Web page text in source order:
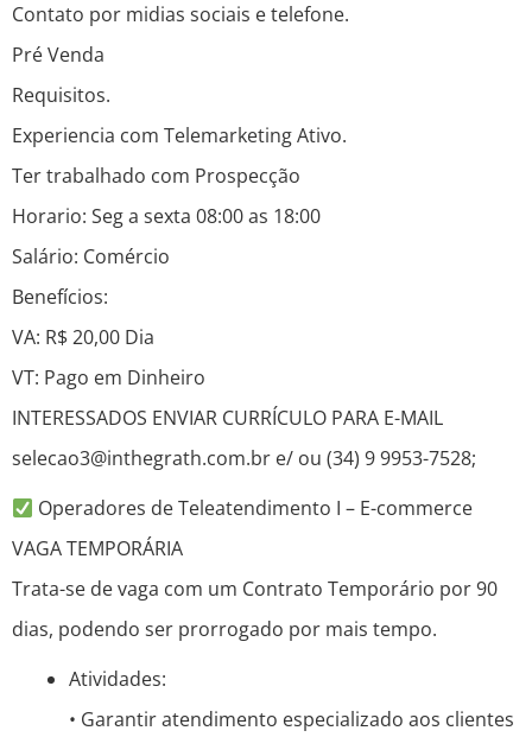
Contato por midias sociais e telefone.
Pré Venda
Requisitos.
Experiencia com Telemarketing Ativo.
Ter trabalhado com Prospecção
Horario: Seg a sexta 08:00 as 18:00
Salário: Comércio
Benefícios:
VA: R$ 20,00 Dia
VT: Pago em Dinheiro
INTERESSADOS ENVIAR CURRÍCULO PARA E-MAIL
selecao3@inthegrath.com.br e/ ou (34) 9 9953-7528;
Operadores de Teleatendimento I – E-commerce
VAGA TEMPORÁRIA
Trata-se de vaga com um Contrato Temporário por 90
dias, podendo ser prorrogado por mais tempo.
Atividades:
• Garantir atendimento especializado aos clientes